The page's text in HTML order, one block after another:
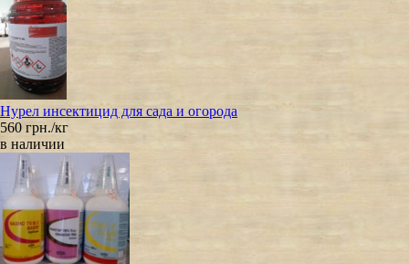
Нурел инсектицид для сада и огорода
560 грн./кг
в наличии